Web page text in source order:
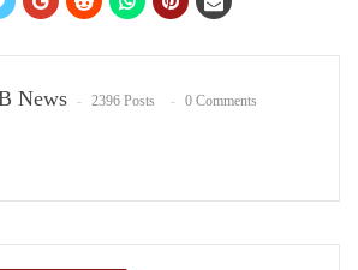
News 2396 Posts 0 Comments